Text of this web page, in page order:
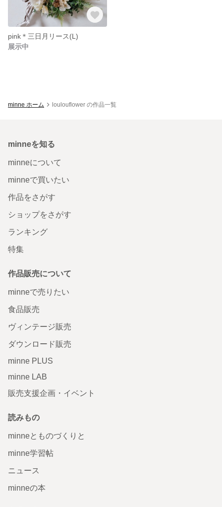
pink＊三日月リース(L)
展示中
minne ホーム loulouflower の作品一覧
minneを知る
minneについて
minneで買いたい
作品をさがす
ショップをさがす
ランキング
特集
作品販売について
minneで売りたい
食品販売
ヴィンテージ販売
ダウンロード販売
minne PLUS
minne LAB
販売支援企画・イベント
読みもの
minneとものづくりと
minne学習帖
ニュース
minneの本